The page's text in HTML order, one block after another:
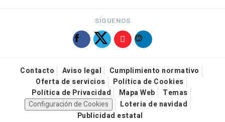
SÍGUENOS
Contacto Aviso legal
Cumplimiento normativo
Oferta de servicios
Política de Cookies
Política de Privacidad
Mapa Web
Temas
Configuración de Cookies
Loteria de navidad
Publicidad estatal